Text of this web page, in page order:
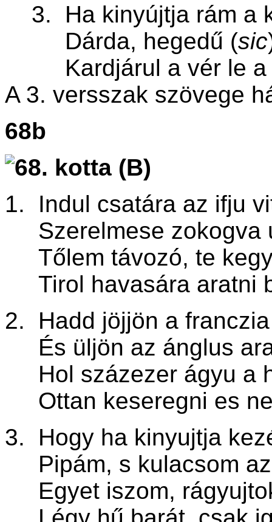
3. Ha kinyújtja rám a
Dárda, hegedű (sic
Kardjárul a vér le a
A 3. versszak szövege
68b
1. Indul csatára az ifju
Szerelmese zokogva
Tőlem távozó, te
Tirol havasára aratni
2. Hadd jöjjön a
És üljön az ánglus
Hol százezer ágyu a
Ottan keseregni es
3. Hogy ha kinyujtja
Pipám, s kulacsom
Egyet iszom,